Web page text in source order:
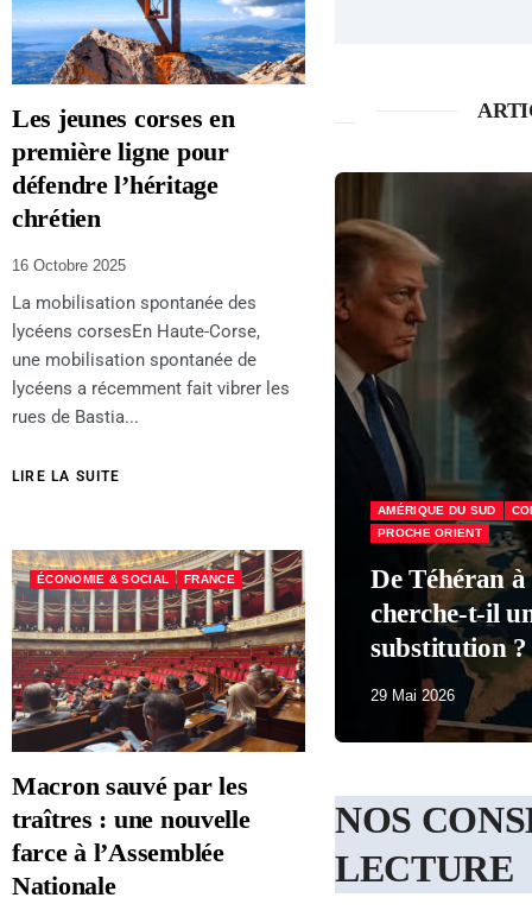
Les jeunes corses en
première ligne pour
défendre l’héritage
chrétien
16 Octobre 2025
La mobilisation spontanée des
lycéens corsesEn Haute-Corse,
une mobilisation spontanée de
lycéens a récemment fait vibrer les
rues de Bastia...
LIRE LA SUITE
ÉCONOMIE & SOCIAL FRANCE
Macron sauvé par les
traîtres : une nouvelle
farce à l’Assemblée
Nationale
Havane, Trump
trophée de
ÉCONOMIE & SOCIAL
Macron a
29 Mai 2026
NOS
LECTURE